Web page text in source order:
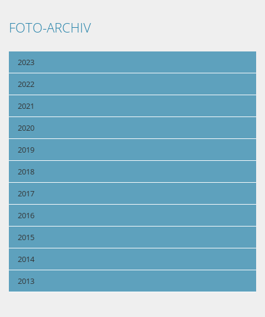
FOTO-ARCHIV
2023
2022
2021
2020
2019
2018
2017
2016
2015
2014
2013